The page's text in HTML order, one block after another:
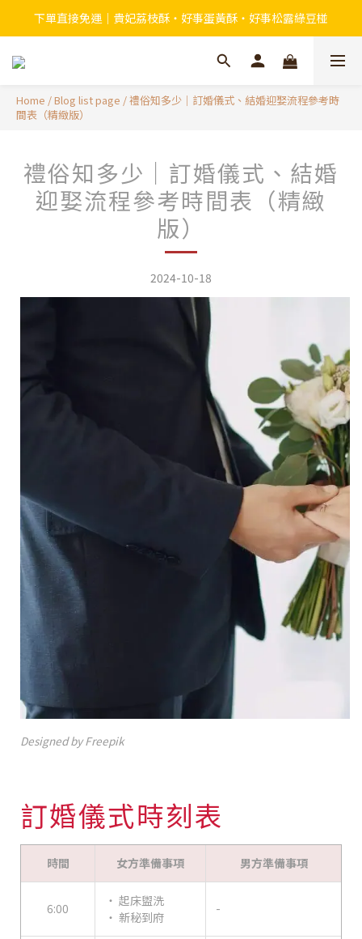
下單直接免運｜貴妃荔枝酥・好事蛋黃酥・好事松露綠豆椪
Home /Blog list page /禮俗知多少｜訂婚儀式、結婚迎娶流程參考時
間表（精緻版）
禮俗知多少｜訂婚儀式、結婚
迎娶流程參考時間表（精緻
版）
2024-10-18
Designed by Freepik
訂婚儀式時刻表
時間 女方準備事項 男方準備事項
6:00
‧ 起床盥洗
‧ 新秘到府
-